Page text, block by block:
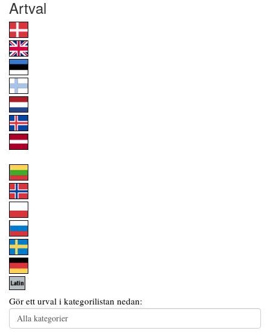
Artval
Gör ett urval i kategorilistan nedan: